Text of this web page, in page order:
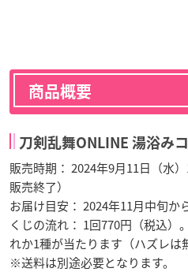
商品概要
刀剣乱舞ONLINE 湯浴み
販売時期： 2024年9月11日（水
販売終了）
お届け目安： 2024年11月中旬か
くじの流れ： 1回770円（税込）
れか1種が当たります（ハズレは
※送料は別途必要となります。